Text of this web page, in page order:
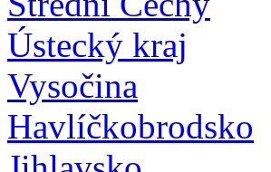
Ústecký kraj
Vysočina
Havlíčkobrodsko